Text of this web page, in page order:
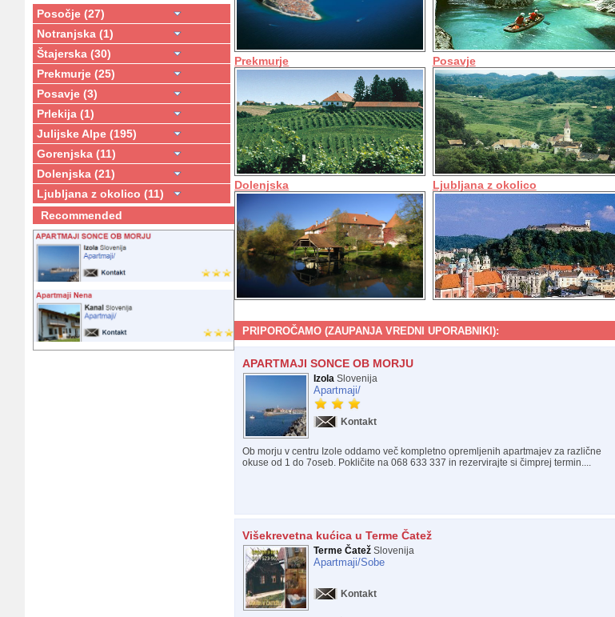
Posočje (27)
Notranjska (1)
Štajerska (30)
Prekmurje (25)
Posavje (3)
Prlekija (1)
Julijske Alpe (195)
Gorenjska (11)
Dolenjska (21)
Ljubljana z okolico (11)
Recommended
Prekmurje Posavje
Dolenjska Ljubljana z okolico
PRIPOROČAMO (ZAUPANJA VREDNI UPORABNIKI):
APARTMAJI SONCE OB MORJU
IzolaSlovenija
Apartmaji/
Kontakt
Ob morju v centru Izole oddamo več kompletno opremljenih apartmajev za različne
okuse od 1 do 7oseb. Pokličite na 068 633 337 in rezervirajte si čimprej termin....
Višekrevetna kućica u Terme Čatež
Terme ČatežSlovenija
Apartmaji/Sobe
Kontakt